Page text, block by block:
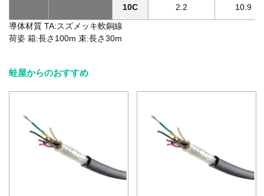
10C 2.2
10.9
導体材質 TA:スズメッキ軟銅線
荷姿 箱:長さ100m 束:長さ30m
蛙屋からのおすすめ